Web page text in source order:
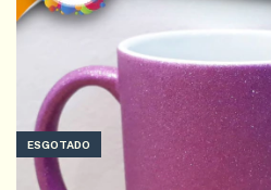
ESGOTADO